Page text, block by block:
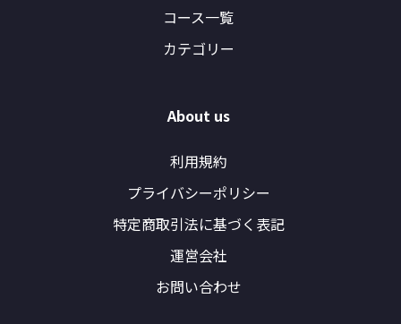
コース一覧
カテゴリー
About us
利用規約
プライバシーポリシー
特定商取引法に基づく表記
運営会社
お問い合わせ